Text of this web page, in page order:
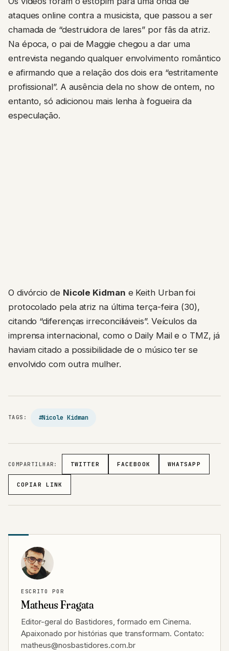
ataques online contra a musicista, que passou a ser
chamada de “destruidora de lares” por fãs da atriz.
Na época, o pai de Maggie chegou a dar uma
entrevista negando qualquer envolvimento romântico
e afirmando que a relação dos dois era “estritamente
profissional”. A ausência dela no show de ontem, no
entanto, só adicionou mais lenha à fogueira da
especulação.
O divórcio de Nicole Kidman e Keith Urban foi
protocolado pela atriz na última terça-feira (30),
citando “diferenças irreconciliáveis”. Veículos da
imprensa internacional, como o Daily Mail e o TMZ, já
haviam citado a possibilidade de o músico ter se
envolvido com outra mulher.
TAGS: #Nicole Kidman
COMPARTILHAR: TWITTER FACEBOOK WHATSAPP
COPIAR LINK
ESCRITO POR
Matheus Fragata
Editor-geral do Bastidores, formado em Cinema.
Apaixonado por histórias que transformam. Contato:
matheus@nosbastidores.com.br